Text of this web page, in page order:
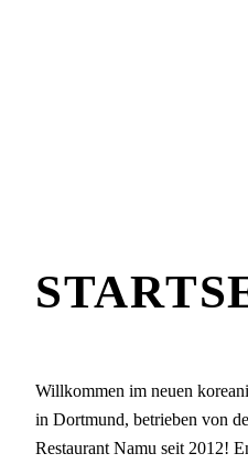
Willkommen im neuen
in Dortmund, betrieben von
Restaurant Namu seit 2012!